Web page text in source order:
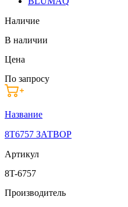
Наличие
В наличии
Цена
По запросу
Название
8T6757 ЗАТВОР
Артикул
8T-6757
Производитель